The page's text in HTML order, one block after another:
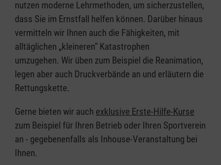
nutzen moderne Lehrmethoden, um sicherzustellen,
dass Sie im Ernstfall helfen können. Darüber hinaus
vermitteln wir Ihnen auch die Fähigkeiten, mit
alltäglichen „kleineren” Katastrophen
umzugehen. Wir üben zum Beispiel die Reanimation,
legen aber auch Druckverbände an und erläutern die
Rettungskette.
Gerne bieten wir auch exklusive Erste-Hilfe-Kurse
zum Beispiel für Ihren Betrieb oder Ihren Sportverein
an - gegebenenfalls als Inhouse-Veranstaltung bei
Ihnen.